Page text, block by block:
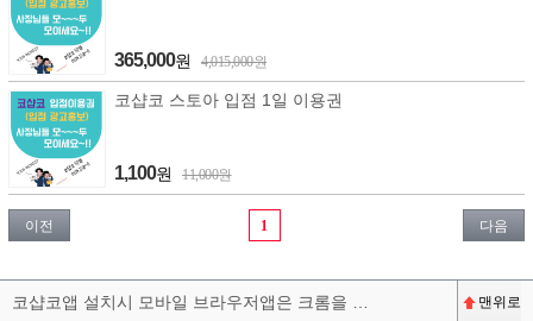
365,000원 4,015,000원
코샵코 스토아 입점 1일 이용권
1,100원 11,000원
이전 1 다음
코샵코앱 설치시 모바일 브라우저앱은 크롬을 권장합니다^^ 맨위로